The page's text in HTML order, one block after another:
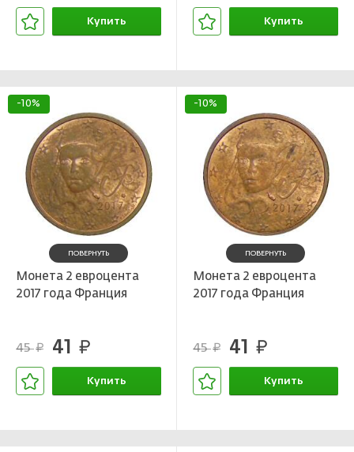
Купить Купить
-10%
ПОВЕРНУТЬ
Монета 2 евроцента
2017 года Франция
45руб. 41 руб.
Купить
-10%
ПОВЕРНУТЬ
Монета 2 евроцента
2017 года Франция
45руб. 41 руб.
Купить